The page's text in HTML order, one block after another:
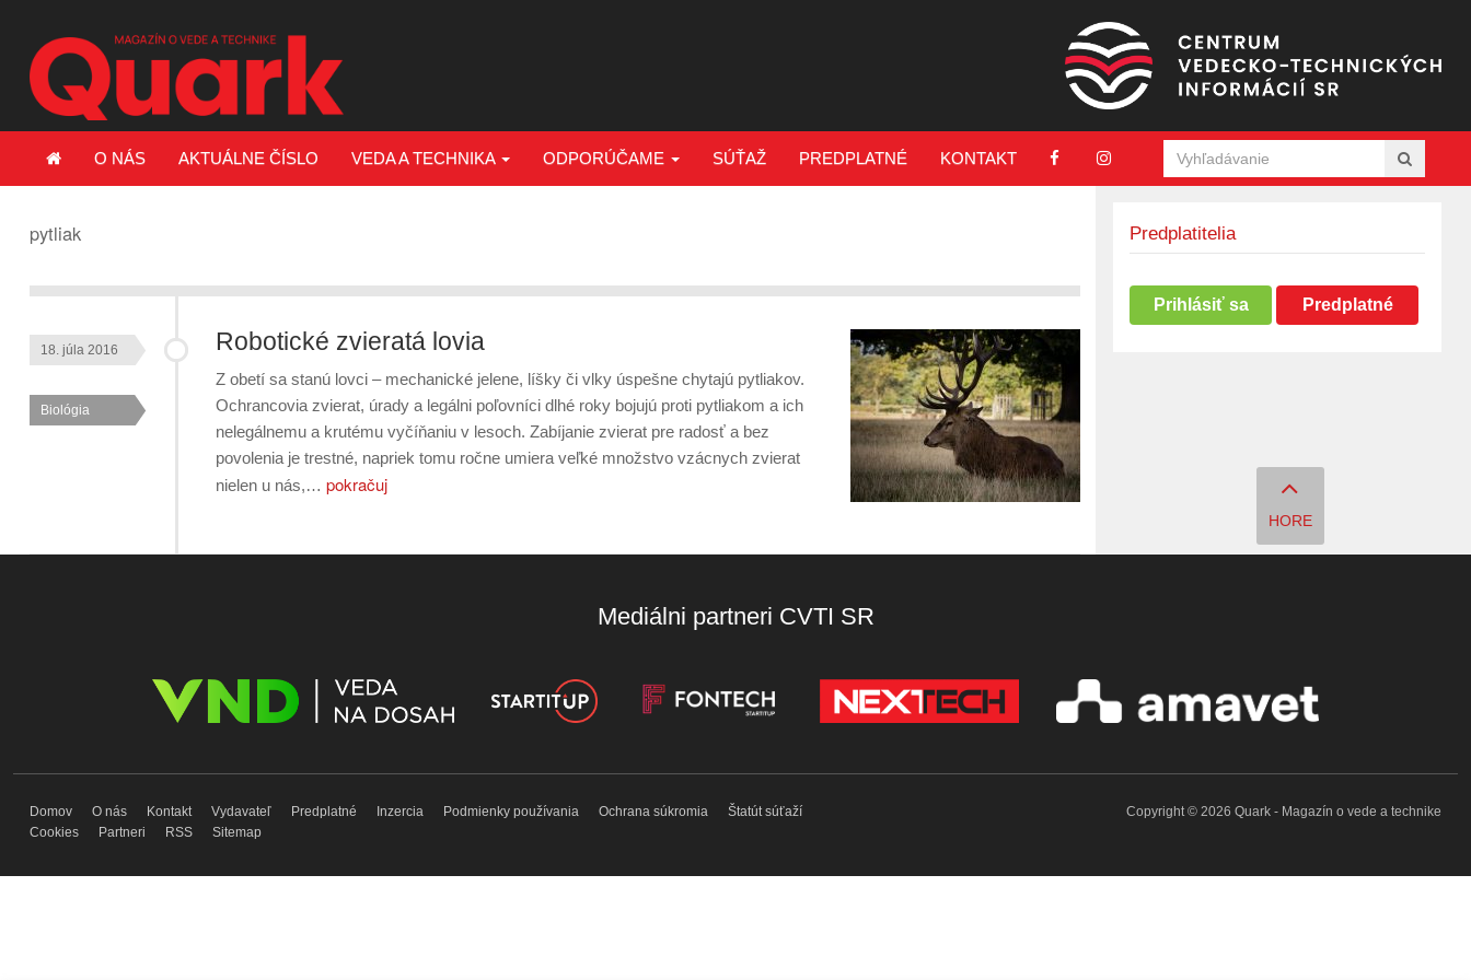
O NÁS AKTUÁLNE ČÍSLO VEDA A TECHNIKA ODPORÚČAME SÚŤAŽ PREDPLATNÉ KONTAKT
pytliak
Robotické zvieratá lovia
18. júla 2016
Biológia
Z obetí sa stanú lovci – mechanické jelene, líšky či vlky úspešne chytajú pytliakov.
Ochrancovia zvierat, úrady a legálni poľovníci dlhé roky bojujú proti pytliakom a ich
nelegálnemu a krutému vyčíňaniu v lesoch. Zabíjanie zvierat pre radosť a bez
povolenia je trestné, napriek tomu ročne umiera veľké množstvo vzácnych zvierat
nielen u nás,… pokračuj
Predplatitelia
Prihlásiť sa Predplatné
HORE
Mediálni partneri CVTI SR
Domov O nás Kontakt Vydavateľ Predplatné Inzercia Podmienky používania Ochrana súkromia
Štatút súťaží
Cookies
Partneri RSS Sitemap
Copyright © 2026 Quark - Magazín o vede a technike